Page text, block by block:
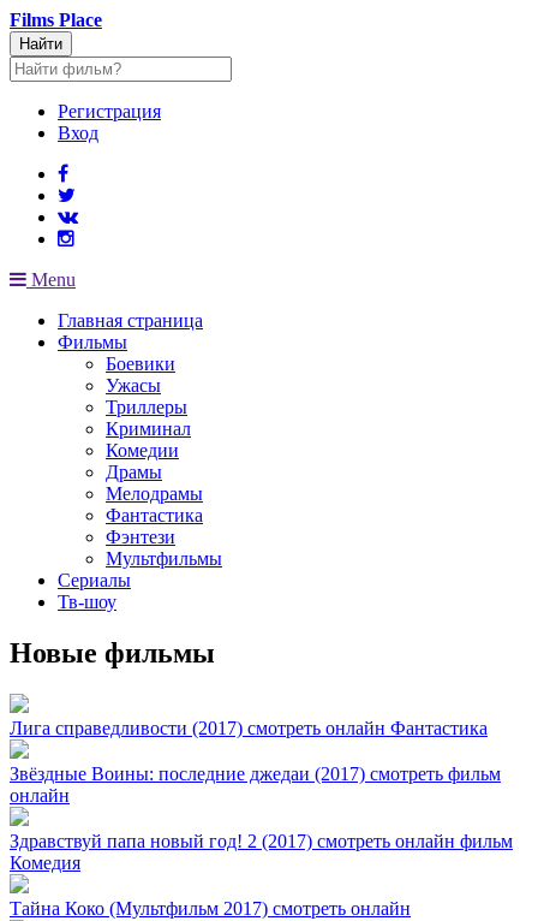
Films Place
Найти
Регистрация
Вход
Menu
Главная страница
Фильмы
Боевики
Ужасы
Триллеры
Криминал
Комедии
Драмы
Мелодрамы
Фантастика
Фэнтези
Мультфильмы
Сериалы
Тв-шоу
Новые фильмы
Лига справедливости (2017) смотреть онлайн Фантастика
Звёздные Воины: последние джедаи (2017) смотреть фильм
онлайн
Здравствуй папа новый год! 2 (2017) смотреть онлайн фильм
Комедия
Тайна Коко (Мультфильм 2017) смотреть онлайн